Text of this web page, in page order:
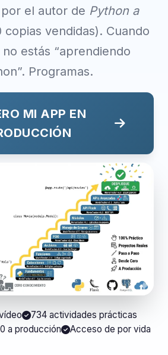
el autor de Python a
vendidas). Cuando
estás “aprendiendo
Programas.
MI APP EN
734 actividades prácticas
a producción
Acceso de por vida